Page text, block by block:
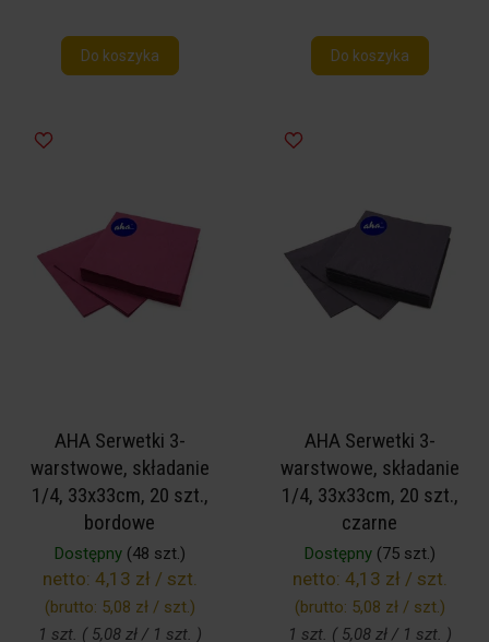
Do koszyka Do koszyka
AHA Serwetki 3-
warstwowe, składanie
1/4, 33x33cm, 20 szt.,
bordowe
Dostępny(48 szt.)
netto: 4,13 zł / szt.
(brutto: 5,08 zł / szt.)
1 szt. ( 5,08 zł / 1 szt. )
AHA Serwetki 3-
warstwowe, składanie
1/4, 33x33cm, 20 szt.,
czarne
Dostępny(75 szt.)
netto: 4,13 zł / szt.
(brutto: 5,08 zł / szt.)
1 szt. ( 5,08 zł / 1 szt. )